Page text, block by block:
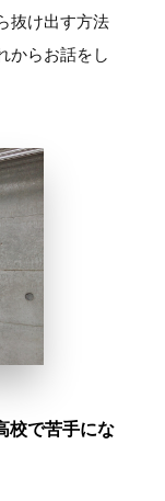
抜け出す方法
からお話をし
校で苦手にな